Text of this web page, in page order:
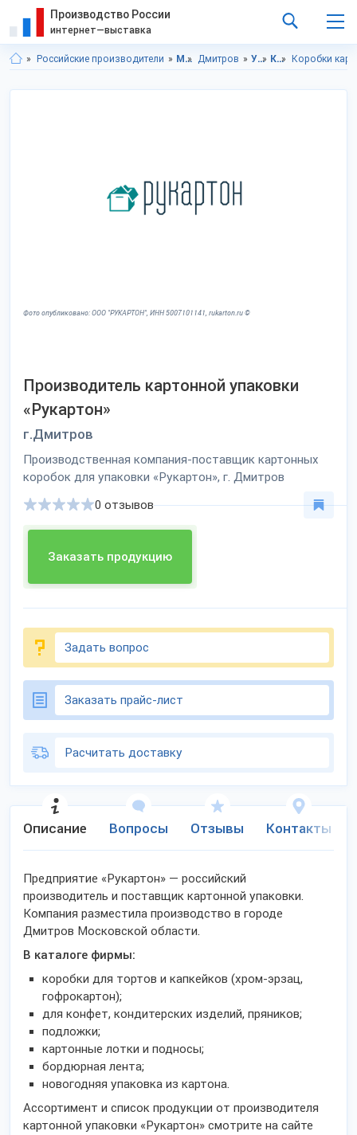
Производство России
интернет—выставка
Российские производители Московская область Дмитров Упаковка Коробки Коробки
Фото опубликовано: ООО "РУКАРТОН", ИНН 5007101141, rukarton.ru ©
Производитель картонной упаковки
«Рукартон»
г.Дмитров
Производственная компания-поставщик картонных
коробок для упаковки «Рукартон», г. Дмитров
Заказать продукцию
0 отзывов
Задать вопрос
Заказать прайс-лист
Расчитать доставку
Описание Вопросы Отзывы Контакты
Предприятие «Рукартон» — российский
производитель и поставщик картонной упаковки.
Компания разместила производство в городе
Дмитров Московской области.
В каталоге фирмы:
коробки для тортов и капкейков (хром-эрзац,
гофрокартон);
для конфет, кондитерских изделий, пряников;
подложки;
картонные лотки и подносы;
бордюрная лента;
новогодняя упаковка из картона.
Ассортимент и список продукции от производителя
картонной упаковки «Рукартон» смотрите на сайте